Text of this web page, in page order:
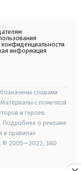
конфиденциальности
информация
словами
с пометкой
и героев.
Подробнее о рекламе
в правилах
© 2005—2022, ЗАО